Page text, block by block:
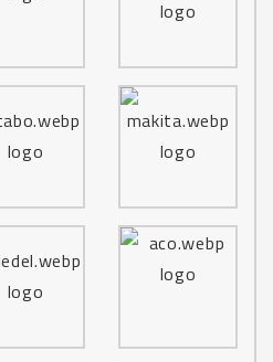
M312
M314